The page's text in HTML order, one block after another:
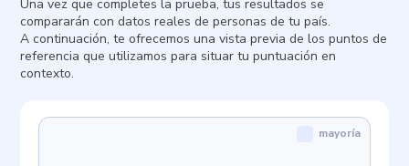
Una vez que completes la prueba, tus resultados se
compararán con datos reales de personas de tu país.
A continuación, te ofrecemos una vista previa de los puntos de
referencia que utilizamos para situar tu puntuación en
contexto.
mayoría